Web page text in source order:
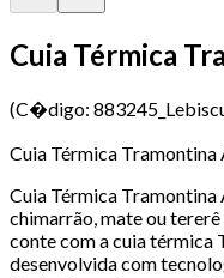
Cuia Térmica
(C�digo:
Cuia Térmica
Cuia Térmica Tramontina
chimarrão, mate ou
conte com a cuia térmica
desenvolvida com